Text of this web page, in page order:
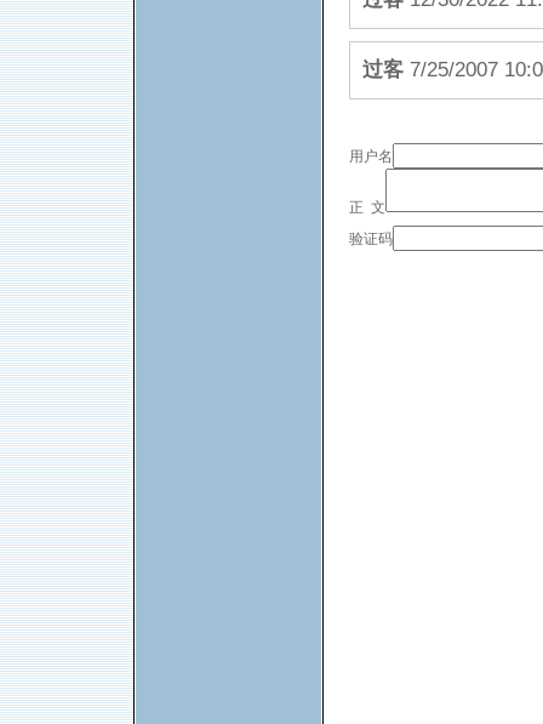
过客 7/25/2007
用户名
正 文
验证码